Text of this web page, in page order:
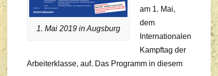
1. Mai 2019 in Augsburg
am 1. Mai,
dem
Internationalen
Kampftag der
Arbeiterklasse, auf. Das Programm in diesem